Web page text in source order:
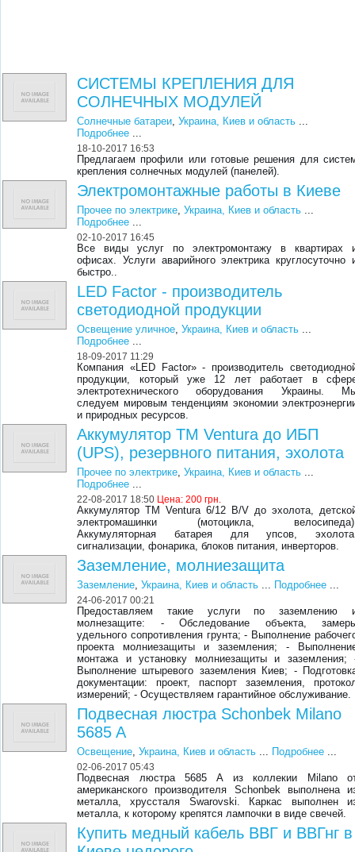
СИСТЕМЫ КРЕПЛЕНИЯ ДЛЯ
СОЛНЕЧНЫХ МОДУЛЕЙ
Солнечные батареи,Украина, Киев и область ...
Подробнее ...
18-10-2017 16:53
Предлагаем профили или готовые решения для
крепления солнечных модулей (панелей).
Электромонтажные работы в Киеве
Прочее по электрике,Украина, Киев и область ...
Подробнее ...
02-10-2017 16:45
Все виды услуг по электромонтажу в квартирах
офисах. Услуги аварийного электрика круглосуточно
быстро..
LED Factor - производитель
светодиодной продукции
Освещение уличное,Украина, Киев и область ...
Подробнее ...
18-09-2017 11:29
Компания «LED Factor» - производитель
продукции, который уже 12 лет работает в
электротехнического оборудования Украины.
следуем мировым тенденциям экономии
и природных ресурсов.
Аккумулятор ТМ Ventura до ИБП
(UPS), резервного питания, эхолота
Прочее по электрике,Украина, Киев и область ...
Подробнее ...
22-08-2017 18:50 Цена:200 грн.
Аккумулятор ТМ Ventura 6/12 В/V до эхолота,
электромашинки (мотоцикла,
Аккумуляторная батарея для упсов,
сигнализации, фонарика, блоков питания, инверторов.
Заземление, молниезащита
Заземление,Украина, Киев и область ... Подробнее ...
24-06-2017 00:21
Предоставляем такие услуги по заземлению
молнезащите: - Обследование объекта,
удельного сопротивления грунта; - Выполнение
проекта молниезащиты и заземления; -
монтажа и установку молниезащиты и заземления;
Выполнение штыревого заземления Киев; -
документации: проект, паспорт заземления,
измерений; - Осуществляем гарантийное обслуживание.
Подвесная люстра Schonbek Milano
5685 A
Освещение,Украина, Киев и область ... Подробнее ...
02-06-2017 05:43
Подвесная люстра 5685 A из коллекии Milano
американского производителя Schonbek выполнена
металла, хруссталя Swarovski. Каркас выполнен
металла, к которому крепятся лампочки в виде свечей.
Купить медный кабель ВВГ и ВВГнг в